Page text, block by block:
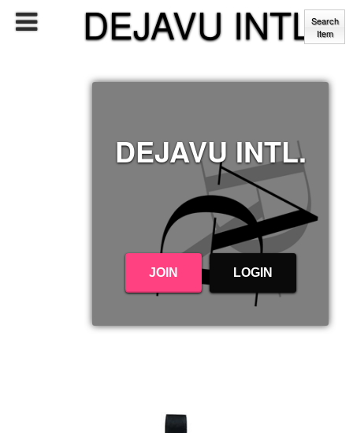
DEJAVU INTL.
DEJAVU INTL.
JOIN LOGIN
Search
Item